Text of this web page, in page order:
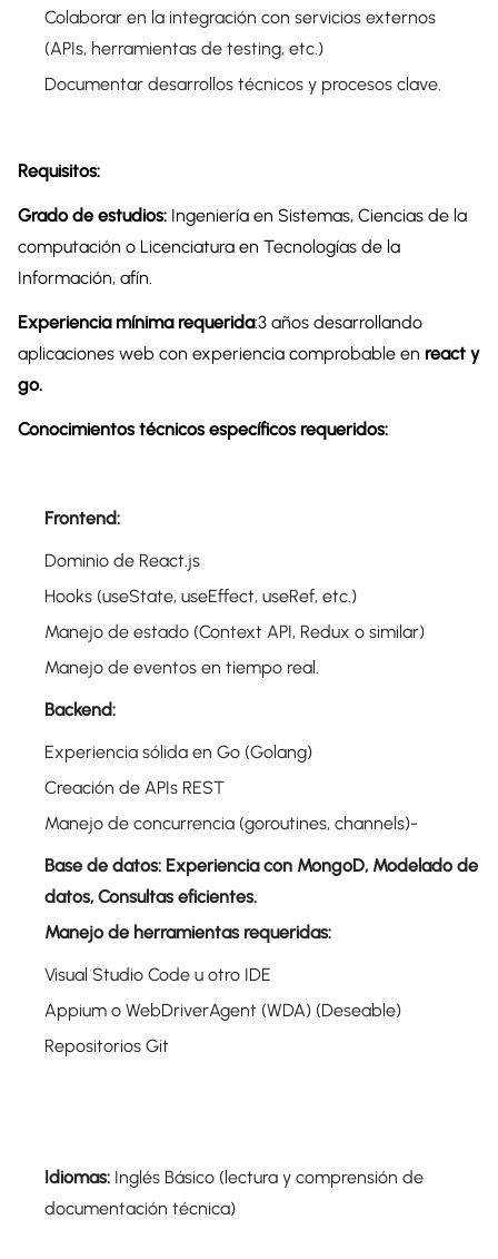
Colaborar en la integración con servicios externos
(APIs, herramientas de testing, etc.)
Documentar desarrollos técnicos y procesos clave.
Requisitos:
Grado de estudios: Ingeniería en Sistemas, Ciencias de la
computación o Licenciatura en Tecnologías de la
Información, afín.
Experiencia mínima requerida:3 años desarrollando
aplicaciones web con experiencia comprobable en react y
go.
Conocimientos técnicos específicos requeridos:
Frontend:
Dominio de React.js
Hooks (useState, useEffect, useRef, etc.)
Manejo de estado (Context API, Redux o similar)
Manejo de eventos en tiempo real.
Backend:
Experiencia sólida en Go (Golang)
Creación de APIs REST
Manejo de concurrencia (goroutines, channels)-
Base de datos: Experiencia con MongoD, Modelado de
datos, Consultas eficientes.
Manejo de herramientas requeridas:
Visual Studio Code u otro IDE
Appium o WebDriverAgent (WDA) (Deseable)
Repositorios Git
Idiomas: Inglés Básico (lectura y comprensión de
documentación técnica)